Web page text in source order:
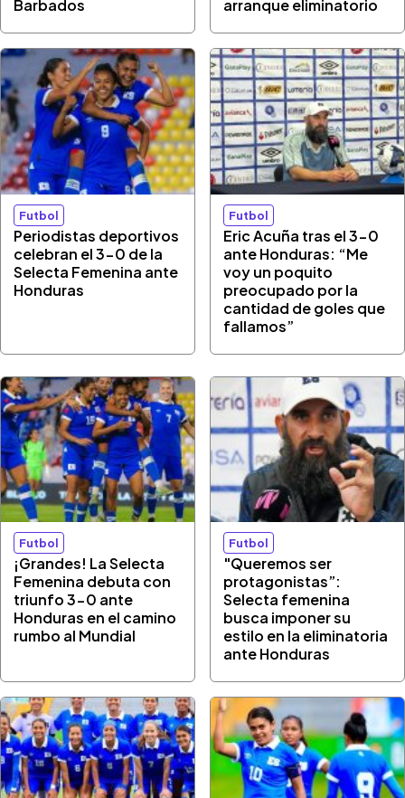
Barbados arranque eliminatorio
Futbol
Periodistas deportivos
celebran el 3-0 de la
Selecta Femenina ante
Honduras
Futbol
Eric Acuña tras el 3-0
ante Honduras: “Me
voy un poquito
preocupado por la
cantidad de goles que
fallamos”
Futbol
¡Grandes! La Selecta
Femenina debuta con
triunfo 3-0 ante
Honduras en el camino
rumbo al Mundial
Futbol
"Queremos ser
protagonistas”:
Selecta femenina
busca imponer su
estilo en la eliminatoria
ante Honduras